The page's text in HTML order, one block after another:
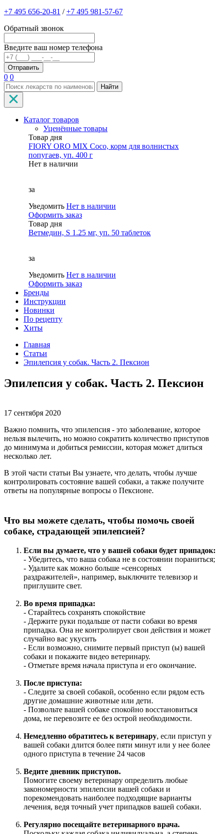
+7 495 656-20-81 /+7 495 981-57-67
Обратный звонок
Введите ваш номер телефона
0 0
Найти
Каталог товаров
Уценённые товары
Товар дня
FIORY ORO MIX Coco, корм для волнистых
попугаев, уп. 400 г
Нет в наличии
за
Уведомить Нет в наличии
Оформить заказ
Товар дня
Ветмедин, S 1.25 мг, уп. 50 таблеток
за
Уведомить Нет в наличии
Оформить заказ
Бренды
Инструкции
Новинки
По рецепту
Хиты
Главная
Статьи
Эпилепсия у собак. Часть 2. Пексион
Эпилепсия у собак. Часть 2. Пексион
17 сентября 2020
Важно помнить, что эпилепсия - это заболевание, которое
нельзя вылечить, но можно сократить количество приступов
до минимума и добиться ремиссии, которая может длиться
несколько лет.
В этой части статьи Вы узнаете, что делать, чтобы лучше
контролировать состояние вашей собаки, а также получите
ответы на популярные вопросы о Пексионе.
Что вы можете сделать, чтобы помочь своей
собаке, страдающей эпилепсией?
Если вы думаете, что у вашей собаки будет припадок:
- Убедитесь, что ваша собака не в состоянии пораниться;
- Удалите как можно больше «сенсорных
раздражителей», например, выключите телевизор и
приглушите свет.
Во время припадка:
- Старайтесь сохранять спокойствие
- Держите руки подальше от пасти собаки во время
припадка. Она не контролирует свои действия и может
случайно вас укусить
- Если возможно, снимите первый приступ (ы) вашей
собаки и покажите видео ветеринару.
- Отметьте время начала приступа и его окончание.
После приступа:
- Следите за своей собакой, особенно если рядом есть
другие домашние животные или дети.
- Позвольте вашей собаке спокойно восстановиться
дома, не перевозите ее без острой необходимости.
Немедленно обратитесь к ветеринару, если приступ у
вашей собаки длится более пяти минут или у нее более
одного приступа в течение 24 часов
Ведите дневник приступов.
Помогите своему ветеринару определить любые
закономерности эпилепсии вашей собаки и
порекомендовать наиболее подходящие варианты
лечения, ведя точный учет припадков вашей собаки.
Регулярно посещайте ветеринарного врача.